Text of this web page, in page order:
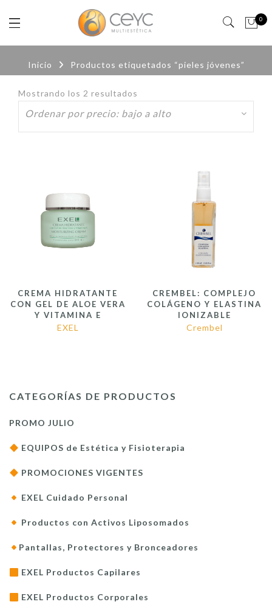
0
Inicio Productos etiquetados “pieles jóvenes”
Mostrando los 2 resultados
Ordenado
por
precio:
CREMA HIDRATANTE
CON GEL DE ALOE VERA
Y VITAMINA E
EXEL
CREMBEL: COMPLEJO
COLÁGENO Y ELASTINA
IONIZABLE
Crembel
CATEGORÍAS DE PRODUCTOS
PROMO JULIO
EQUIPOS de Estética y Fisioterapia
PROMOCIONES VIGENTES
EXEL Cuidado Personal
Productos con Activos Liposomados
Pantallas, Protectores y Bronceadores
EXEL Productos Capilares
EXEL Productos Corporales